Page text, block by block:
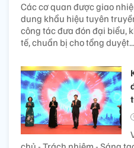
Các cơ quan được giao
dung khẩu hiệu tuyên
công tác đưa đón đại biểu,
tế, chuẩn bị cho tổng duyệt...